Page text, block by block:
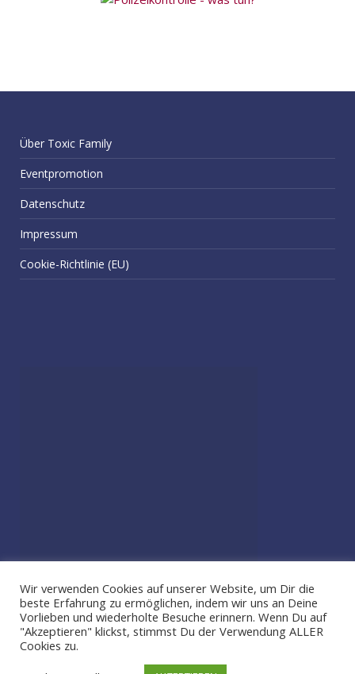
Über Toxic Family
Eventpromotion
Datenschutz
Impressum
Cookie-Richtlinie (EU)
2026 by Toxic Family | Powered by SmartMag
Wir verwenden Cookies auf unserer Website, um Dir die
beste Erfahrung zu ermöglichen, indem wir uns an Deine
Vorlieben und wiederholte Besuche erinnern. Wenn Du auf
"Akzeptieren" klickst, stimmst Du der Verwendung ALLER
Cookies zu.